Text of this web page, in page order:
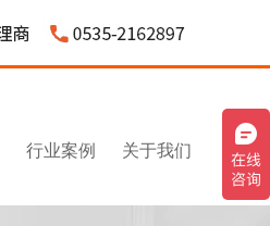
行业案例 关于我们